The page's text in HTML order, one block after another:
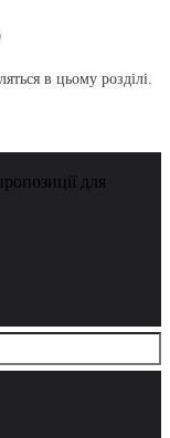
в цьому розділі.
для